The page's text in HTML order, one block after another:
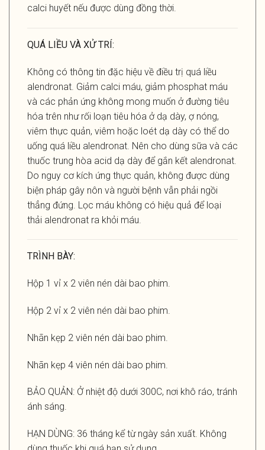
calci huyết nếu được dùng đồng thời.
QUÁ LIỀU VÀ XỬ TRÍ:
Không có thông tin đặc hiệu về điều trị quá liều
alendronat. Giảm calci máu, giảm phosphat máu
và các phản ứng không mong muốn ở đường tiêu
hóa trên như rối loạn tiêu hóa ở dạ dày, ợ nóng,
viêm thực quản, viêm hoặc loét dạ dày có thể do
uống quá liều alendronat. Nên cho dùng sữa và các
thuốc trung hòa acid dạ dày để gắn kết alendronat.
Do nguy cơ kích ứng thực quản, không được dùng
biện pháp gây nôn và người bệnh vẫn phải ngồi
thẳng đứng. Lọc máu không có hiệu quả để loại
thải alendronat ra khỏi máu.
TRÌNH BÀY:
Hộp 1 vỉ x 2 viên nén dài bao phim.
Hộp 2 vỉ x 2 viên nén dài bao phim.
Nhãn kẹp 2 viên nén dài bao phim.
Nhãn kẹp 4 viên nén dài bao phim.
BẢO QUẢN: Ở nhiệt độ dưới 300C, nơi khô ráo, tránh
ánh sáng.
HẠN DÙNG: 36 tháng kể từ ngày sản xuất. Không